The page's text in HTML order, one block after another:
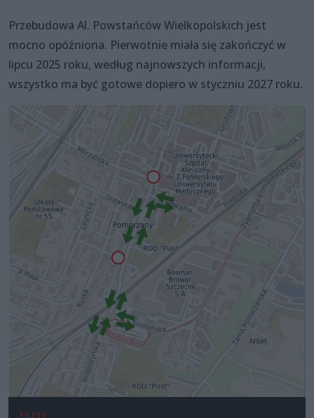
Przebudowa Al. Powstańców Wielkopolskich jest
mocno opóźniona. Pierwotnie miała się zakończyć w
lipcu 2025 roku, według najnowszych informacji,
wszystko ma być gotowe dopiero w styczniu 2027 roku.